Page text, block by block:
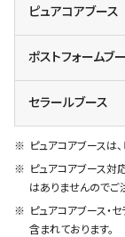
ピュアコアブース
ポストフォームブ
セラールブース
ピュアコアブースは
ピュアコアブース対
はありませんのでご
ピュアコアブース・
含まれております。